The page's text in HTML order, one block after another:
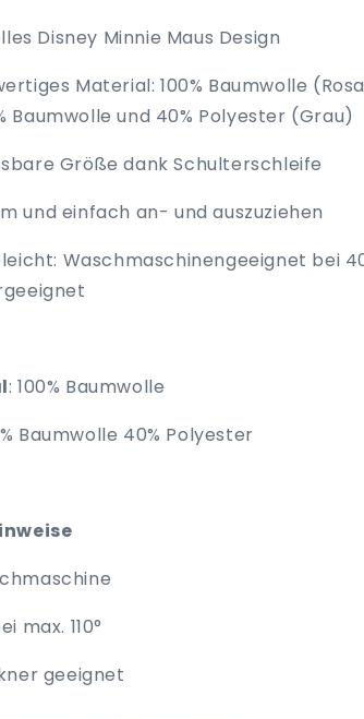
Disney Minnie Maus Design
Material: 100% Baumwolle
Baumwolle und 40% Polyester (Grau)
Größe dank Schulterschleife
und einfach an- und auszuziehen
Waschmaschinengeeignet bei
: 100% Baumwolle
Baumwolle 40% Polyester
max. 110°
geeignet